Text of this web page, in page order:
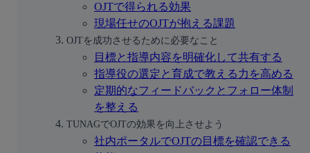
OJTで得られる効果
現場任せのOJTが抱える課題
OJTを成功させるために必要なこと
目標と指導内容を明確化して共有する
指導役の選定と育成で教える力を高める
定期的なフィードバックとフォロー体制
を整える
TUNAGでOJTの効果を向上させよう
社内ポータルでOJTの目標を確認できる